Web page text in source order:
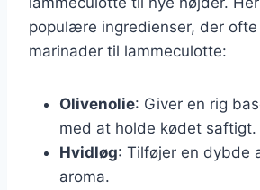
populære ingredienser, der
marinader til lammeculotte:
Olivenolie: Giver en rig
med at holde kødet saftigt.
Hvidløg: Tilføjer en dybde
aroma.